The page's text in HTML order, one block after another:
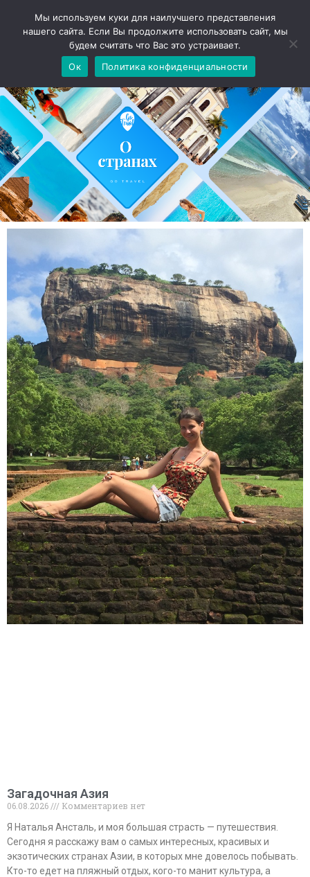
Загадочная Азия
06.08.2026
Комментариев нет
Я Наталья Ансталь, и моя большая страсть — путешествия.
Сегодня я расскажу вам о самых интересных, красивых и
экзотических странах Азии, в которых мне довелось побывать.
Кто-то едет на пляжный отдых, кого-то манит культура, а
Мы используем куки для наилучшего представления
нашего сайта. Если Вы продолжите использовать сайт, мы
будем считать что Вас это устраивает.
Ок
Политика конфиденциальности